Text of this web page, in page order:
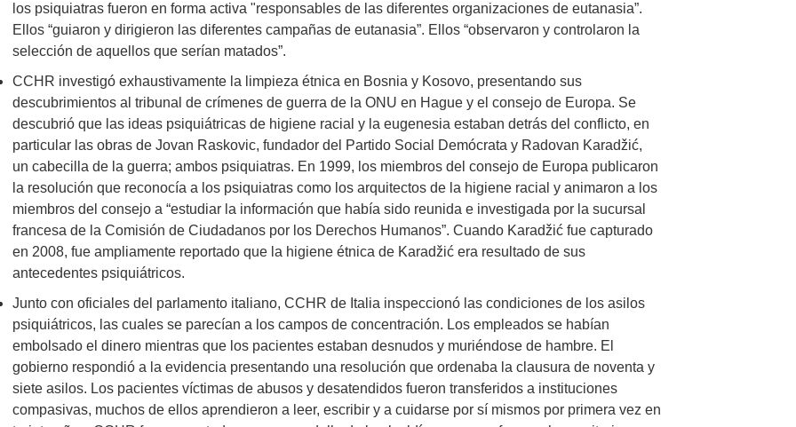
los psiquiatras fueron en forma activa "responsables de las diferentes organizaciones de eutanasia”.
Ellos “guiaron y dirigieron las diferentes campañas de eutanasia”. Ellos “observaron y controlaron la
selección de aquellos que serían matados”.
CCHR investigó exhaustivamente la limpieza étnica en Bosnia y Kosovo, presentando sus
descubrimientos al tribunal de crímenes de guerra de la ONU en Hague y el consejo de Europa. Se
descubrió que las ideas psiquiátricas de higiene racial y la eugenesia estaban detrás del conflicto, en
particular las obras de Jovan Raskovic, fundador del Partido Social Demócrata y Radovan Karadžić,
un cabecilla de la guerra; ambos psiquiatras. En 1999, los miembros del consejo de Europa publicaron
la resolución que reconocía a los psiquiatras como los arquitectos de la higiene racial y animaron a los
miembros del consejo a “estudiar la información que había sido reunida e investigada por la sucursal
francesa de la Comisión de Ciudadanos por los Derechos Humanos”. Cuando Karadžić fue capturado
en 2008, fue ampliamente reportado que la higiene étnica de Karadžić era resultado de sus
antecedentes psiquiátricos.
Junto con oficiales del parlamento italiano, CCHR de Italia inspeccionó las condiciones de los asilos
psiquiátricos, las cuales se parecían a los campos de concentración. Los empleados se habían
embolsado el dinero mientras que los pacientes estaban desnudos y muriéndose de hambre. El
gobierno respondió a la evidencia presentando una resolución que ordenaba la clausura de noventa y
siete asilos. Los pacientes víctimas de abusos y desatendidos fueron transferidos a instituciones
compasivas, muchos de ellos aprendieron a leer, escribir y a cuidarse por sí mismos por primera vez en